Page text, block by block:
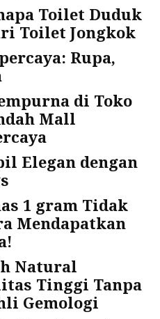
Toilet Duduk
Toilet Jongkok
Rupa,
di Toko
Mall
Elegan dengan
1 gram Tidak
Mendapatkan
Natural
Tinggi Tanpa
Gemologi